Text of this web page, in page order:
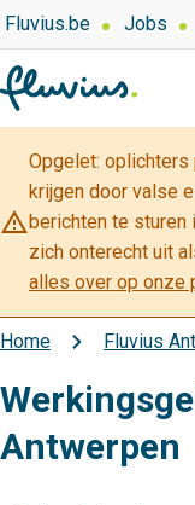
Overslaan
en
naar
de
inhoud
gaan
Top
navigation
Over
Fluvius.be Jobs
warning_amber
Opgelet:
krijgen door valse
berichten te sturen
zich onterecht uit
alles over op onze
Kruimelpad
Home Fluvius
Antwerpen